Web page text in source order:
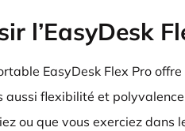
l’EasyDesk
EasyDesk Flex Pro offre
aussi flexibilité et
ou que vous exerciez dans